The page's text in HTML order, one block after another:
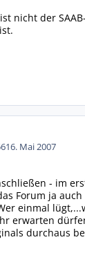
nicht der
16. Mai 2007
- im
Forum ja
einmal
erwarten
durchaus